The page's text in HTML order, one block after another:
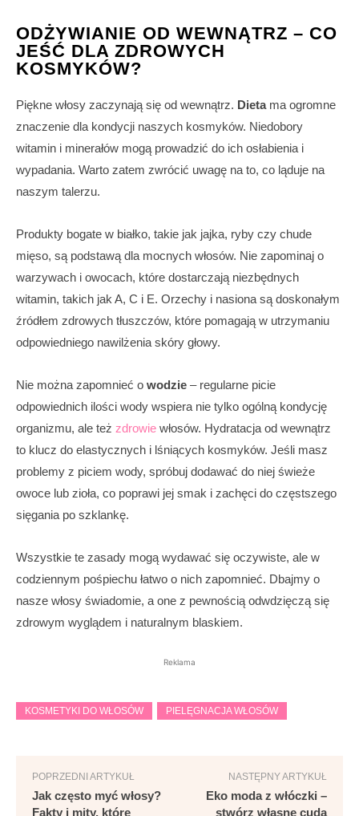
ODŻYWIANIE OD WEWNĄTRZ – CO
JEŚĆ DLA ZDROWYCH
KOSMYKÓW?
Piękne włosy zaczynają się od wewnątrz. Dietama ogromne
znaczenie dla kondycji naszych kosmyków. Niedobory
witamin i minerałów mogą prowadzić do ich osłabienia i
wypadania. Warto zatem zwrócić uwagę na to, co ląduje na
naszym talerzu.
Produkty bogate w białko, takie jak jajka, ryby czy chude
mięso, są podstawą dla mocnych włosów. Nie zapominaj o
warzywach i owocach, które dostarczają niezbędnych
witamin, takich jak A, C i E. Orzechy i nasiona są doskonałym
źródłem zdrowych tłuszczów, które pomagają w utrzymaniu
odpowiedniego nawilżenia skóry głowy.
Nie można zapomnieć o wodzie – regularne picie
odpowiednich ilości wody wspiera nie tylko ogólną kondycję
organizmu, ale też zdrowie włosów. Hydratacja od wewnątrz
to klucz do elastycznych i lśniących kosmyków. Jeśli masz
problemy z piciem wody, spróbuj dodawać do niej świeże
owoce lub zioła, co poprawi jej smak i zachęci do częstszego
sięgania po szklankę.
Wszystkie te zasady mogą wydawać się oczywiste, ale w
codziennym pośpiechu łatwo o nich zapomnieć. Dbajmy o
nasze włosy świadomie, a one z pewnością odwdzięczą się
zdrowym wyglądem i naturalnym blaskiem.
Reklama
KOSMETYKI DO WŁOSÓW PIELĘGNACJA WŁOSÓW
POPRZEDNI ARTYKUŁ
Jak często myć włosy?
Fakty i mity, które
NASTĘPNY ARTYKUŁ
Eko moda z włóczki –
stwórz własne cuda